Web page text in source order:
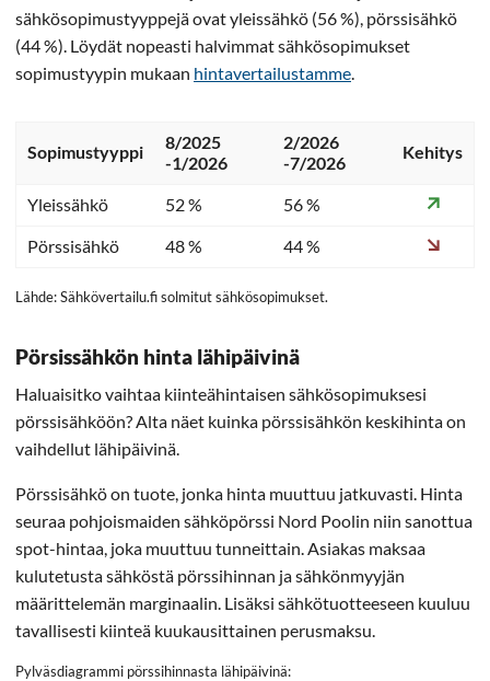
sähkösopimustyyppejä ovat yleissähkö (56 %), pörssisähkö
(44 %). Löydät nopeasti halvimmat sähkösopimukset
sopimustyypin mukaan hintavertailustamme
Sopimustyyppi
8/2025
-1/2026
2/2026
-7/2026
Kehitys
Yleissähkö 52 %
56 %
Pörssisähkö
48 % 44 %
Lähde: Sähkövertailu.fi solmitut sähkösopimukset.
Pörsissähkön hinta lähipäivinä
Haluaisitko vaihtaa kiinteähintaisen sähkösopimuksesi
pörssisähköön? Alta näet kuinka pörssisähkön keskihinta on
vaihdellut lähipäivinä.
Pörssisähkö on tuote, jonka hinta muuttuu jatkuvasti. Hinta
seuraa pohjoismaiden sähköpörssi Nord Poolin niin sanottua
spot-hintaa, joka muuttuu tunneittain. Asiakas maksaa
kulutetusta sähköstä pörssihinnan ja sähkönmyyjän
määrittelemän marginaalin. Lisäksi sähkötuotteeseen kuuluu
tavallisesti kiinteä kuukausittainen perusmaksu.
Pylväsdiagrammi pörssihinnasta lähipäivinä: